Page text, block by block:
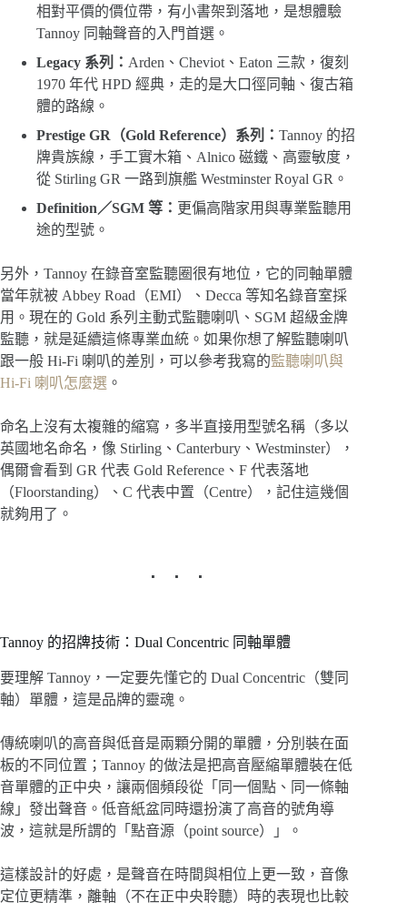
相對平價的價位帶，有小書架到落地，是想體驗
Tannoy 同軸聲音的入門首選。
Legacy 系列： Arden、Cheviot、Eaton 三款，復刻
1970 年代 HPD 經典，走的是大口徑同軸、復古箱
體的路線。
Prestige GR（Gold Reference）系列： Tannoy 的招
牌貴族線，手工實木箱、Alnico 磁鐵、高靈敏度，
從 Stirling GR 一路到旗艦 Westminster Royal GR。
Definition／SGM 等： 更偏高階家用與專業監聽用
途的型號。
另外，Tannoy 在錄音室監聽圈很有地位，它的同軸單體
當年就被 Abbey Road（EMI）、Decca 等知名錄音室採
用。現在的 Gold 系列主動式監聽喇叭、SGM 超級金牌
監聽，就是延續這條專業血統。如果你想了解監聽喇叭
跟一般 Hi-Fi 喇叭的差別，可以參考我寫的監聽喇叭與
Hi-Fi 喇叭怎麼選 。
命名上沒有太複雜的縮寫，多半直接用型號名稱（多以
英國地名命名，像 Stirling、Canterbury、Westminster），
偶爾會看到 GR 代表 Gold Reference、F 代表落地
（Floorstanding）、C 代表中置（Centre），記住這幾個
就夠用了。
Tannoy 的招牌技術：Dual Concentric 同軸單體
要理解 Tannoy，一定要先懂它的 Dual Concentric（雙同
軸）單體，這是品牌的靈魂。
傳統喇叭的高音與低音是兩顆分開的單體，分別裝在面
板的不同位置；Tannoy 的做法是把高音壓縮單體裝在低
音單體的正中央，讓兩個頻段從「同一個點、同一條軸
線」發出聲音。低音紙盆同時還扮演了高音的號角導
波，這就是所謂的「點音源（point source）」。
這樣設計的好處，是聲音在時間與相位上更一致，音像
定位更精準，離軸（不在正中央聆聽）時的表現也比較